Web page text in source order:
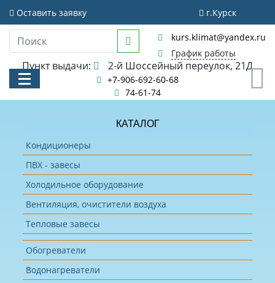
Оставить заявку г.Курск
kurs.klimat@yandex.ru
График работы
Пункт выдачи: 2-й Шоссейный переулок, 21Д
+7-906-692-60-68
74-61-74
КАТАЛОГ
АКЦИИ И РАСПРОДАЖИ
УСЛУГИ
БИБЛИОТЕКА
НОВОСТИ
КОНТАКТЫ
КАТАЛОГ
Кондиционеры
ПВХ - завесы
Холодильное оборудование
Вентиляция, очистители воздуха
Тепловые завесы
Обогреватели
Водонагреватели